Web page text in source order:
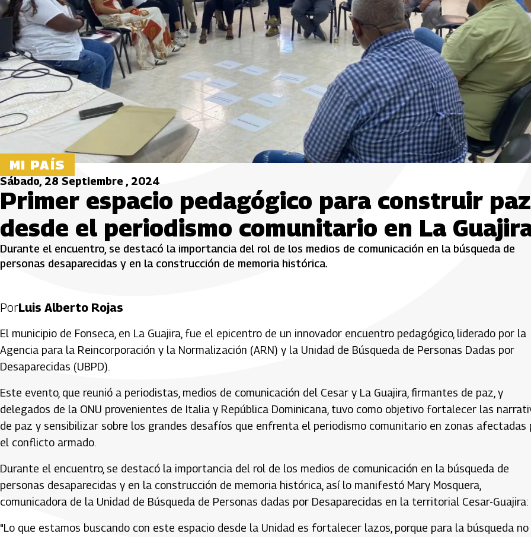
MI PAÍS
Sábado, 28 Septiembre , 2024
Primer espacio pedagógico para construir paz
desde el periodismo comunitario en La
Durante el encuentro, se destacó la importancia del rol de los medios de comunicación en la búsqueda de
personas desaparecidas y en la construcción de memoria histórica.
PorLuis Alberto Rojas
El municipio de Fonseca, en La Guajira, fue el epicentro de un innovador encuentro pedagógico, liderado por la
Agencia para la Reincorporación y la Normalización (ARN) y la Unidad de Búsqueda de Personas Dadas por
Desaparecidas (UBPD).
Este evento, que reunió a periodistas, medios de comunicación del Cesar y La Guajira, firmantes de paz, y
delegados de la ONU provenientes de Italia y República Dominicana, tuvo como objetivo fortalecer las
de paz y sensibilizar sobre los grandes desafíos que enfrenta el periodismo comunitario en zonas afectadas
el conflicto armado.
Durante el encuentro, se destacó la importancia del rol de los medios de comunicación en la búsqueda de
personas desaparecidas y en la construcción de memoria histórica, así lo manifestó Mary Mosquera,
comunicadora de la Unidad de Búsqueda de Personas dadas por Desaparecidas en la territorial Cesar-Guajira:
"Lo que estamos buscando con este espacio desde la Unidad es fortalecer lazos, porque para la búsqueda no